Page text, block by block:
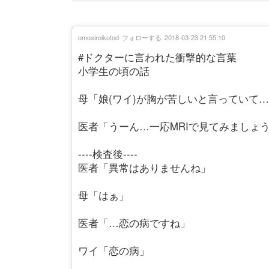
#ドクターに言われた衝撃的な言葉
小学生の頃の話
母「娘(ワイ)が胸が苦しいと言っていて…
医者「うーん…一応MRIで見てみましょう
----検査後----
医者「異常はありませんね」
母「はぁ」
医者「…恋の病ですね」
ワイ「恋の病」
omosiroikotod フォローする 2018-03-23 21:55:10